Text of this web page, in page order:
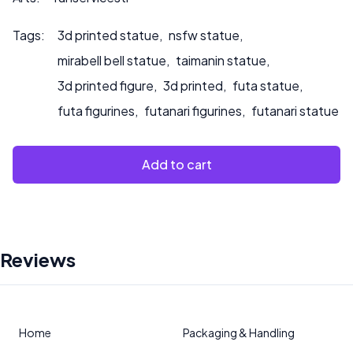
Tags: 3d printed statue, nsfw statue,
mirabell bell statue, taimanin statue,
3d printed figure, 3d printed, futa statue,
futa figurines, futanari figurines, futanari statue
Add to cart
Reviews
Home Packaging & Handling